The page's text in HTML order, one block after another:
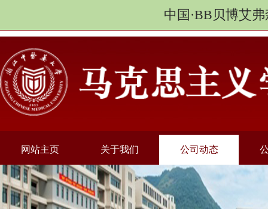
中国·BB贝博艾
网站主页 关于我们 公司动态